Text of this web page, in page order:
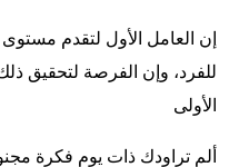
إن العامل الأول لتقدم مستوى
للفرد، وإن الفرصة لتحقيق
الأولى
ألم تراودك ذات يوم فكرة